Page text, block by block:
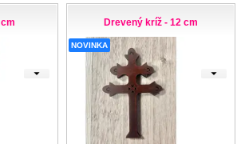
Drevený kríž - 12 cm
NOVINKA